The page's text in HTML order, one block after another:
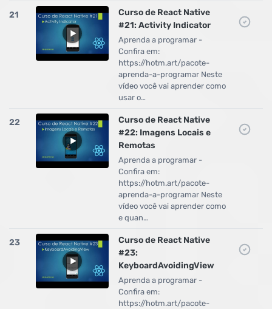
21
Curso de React Native
#21: Activity Indicator
Aprenda a programar -
Confira em:
https://hotm.art/pacote-
aprenda-a-programar Neste
vídeo você vai aprender como
usar o…
22
Curso de React Native
#22: Imagens Locais e
Remotas
Aprenda a programar -
Confira em:
https://hotm.art/pacote-
aprenda-a-programar Neste
vídeo você vai aprender como
e quan…
23
Curso de React Native
#23:
KeyboardAvoidingView
Aprenda a programar -
Confira em:
https://hotm.art/pacote-